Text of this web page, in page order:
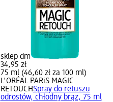
sklep dm
34,95 zł
75 ml (46,60 zł za 100 ml)
L'ORÉAL PARiS MAGIC
RETOUCHSpray do retuszu
odrostów, chłodny brąz, 75 ml